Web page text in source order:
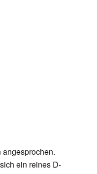
ein reines D-